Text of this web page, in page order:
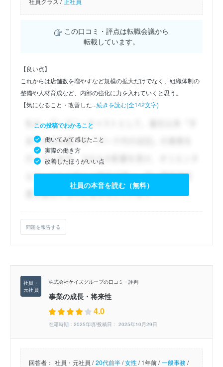
この口コミ・評点は転職会議から
転載しています。
【良い点】
これからは店舗数を増やすなど規模の拡大だけでなく、組織体制の
整備や人材育成など、内部の強化に力を入れていくと思う。
【気になること・改善した...続きを読む(全142文字)
この投稿でわかること
働いてみて感じたこと
実際の働き方
改善したほうがいい点
社員の本音を読む（無料）
問題を報告する
株式会社ケイズグループの口コミ・評判
事業の成長・将来性
4.0
在籍時期：2025年頃/投稿日： 2025年10月29日
回答者： 社員・元社員 / 20代前半/女性/1年前 / 一般事務/